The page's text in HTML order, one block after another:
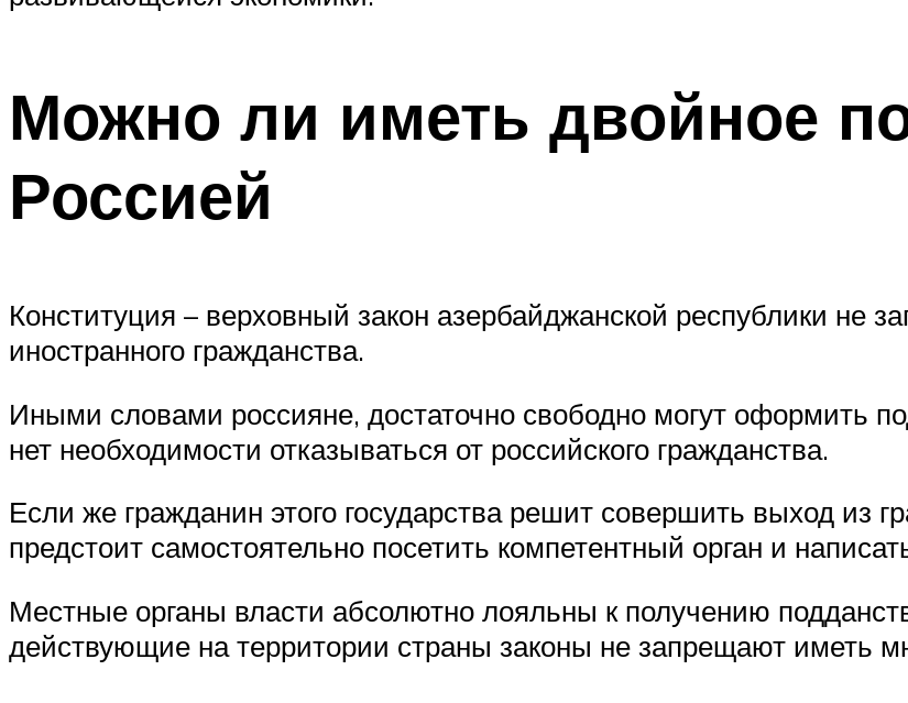
Можно ли иметь двойное
Россией
Конституция – верховный закон азербайджанской республики не
иностранного гражданства.
Иными словами россияне, достаточно свободно могут оформить
нет необходимости отказываться от российского гражданства.
Если же гражданин этого государства решит совершить выход из
предстоит самостоятельно посетить компетентный орган и
Местные органы власти абсолютно лояльны к получению
действующие на территории страны законы не запрещают иметь